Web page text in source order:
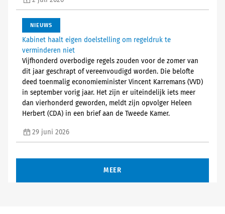
NIEUWS
Kabinet haalt eigen doelstelling om regeldruk te
verminderen niet
Vijfhonderd overbodige regels zouden voor de zomer van
dit jaar geschrapt of vereenvoudigd worden. Die belofte
deed toenmalig economieminister Vincent Karremans (VVD)
in september vorig jaar. Het zijn er uiteindelijk iets meer
dan vierhonderd geworden, meldt zijn opvolger Heleen
Herbert (CDA) in een brief aan de Tweede Kamer.
29 juni 2026
MEER